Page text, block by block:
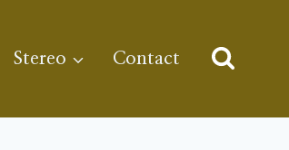
Stereo Contact